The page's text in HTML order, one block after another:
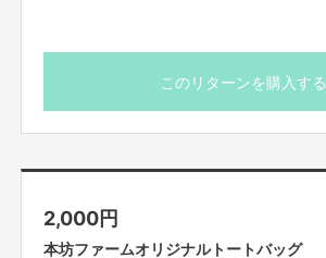
このリターンを購入する
2,000円
本坊ファームオリジナルトートバッグ